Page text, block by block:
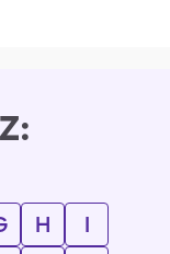
H
I